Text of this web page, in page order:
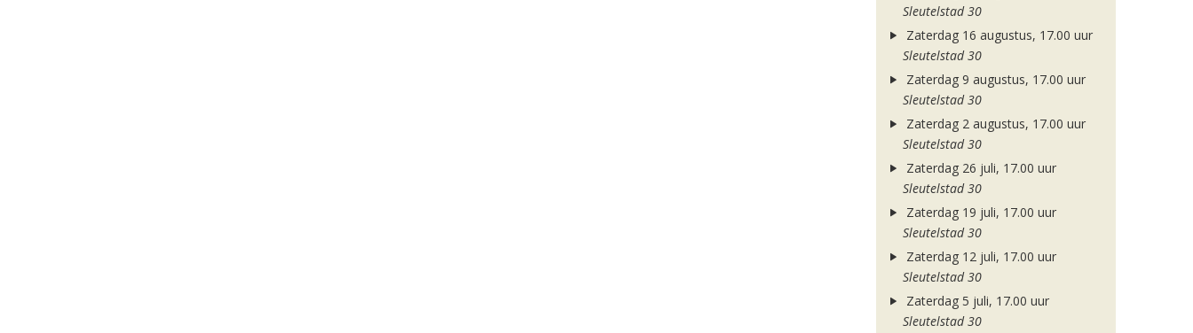
Sleutelstad 30
Zaterdag 16 augustus, 17.00 uur
Sleutelstad 30
Zaterdag 9 augustus, 17.00 uur
Sleutelstad 30
Zaterdag 2 augustus, 17.00 uur
Sleutelstad 30
Zaterdag 26 juli, 17.00 uur
Sleutelstad 30
Zaterdag 19 juli, 17.00 uur
Sleutelstad 30
Zaterdag 12 juli, 17.00 uur
Sleutelstad 30
Zaterdag 5 juli, 17.00 uur
Sleutelstad 30